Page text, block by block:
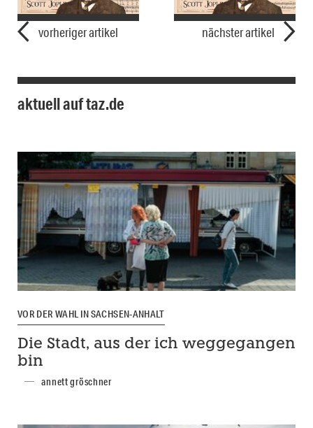
vorheriger artikel nächster artikel
aktuell auf taz.de
VOR DER WAHL IN SACHSEN-ANHALT
Die Stadt, aus der ich weggegangen
bin
annett gröschner